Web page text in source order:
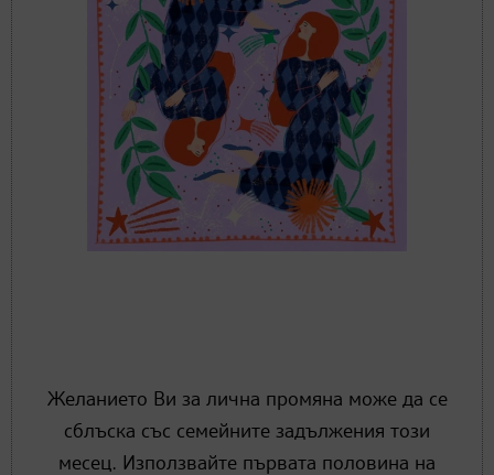
Желанието Ви за лична промяна може да се
сблъска със семейните задължения този
месец. Използвайте първата половина на